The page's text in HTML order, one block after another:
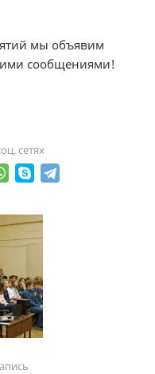
мы объявим
сообщениями!
сетях